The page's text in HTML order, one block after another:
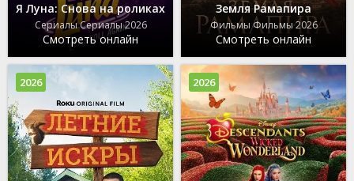
Я Луна: Снова на роликах
Сериалы Сериалы 2026
Смотреть онлайн
Земля Рамапира
Фильмы Фильмы 2026
Смотреть онлайн
2026 2026